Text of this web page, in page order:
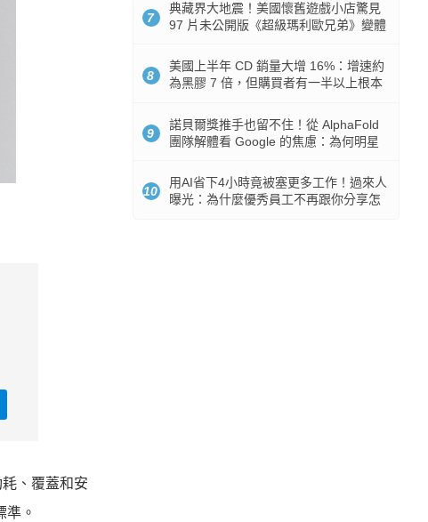
、覆蓋和安
。
7
典藏界大地震！美國懷舊遊戲小店驚見
97 片未公開版《超級瑪利歐兄弟》變體
8
美國上半年 CD 銷量大增 16%：增速約
為黑膠 7 倍，但購買者有一半以上根本
9
諾貝爾獎推手也留不住！從 AlphaFold
團隊解體看 Google 的焦慮：為何明星
10
用AI省下4小時竟被塞更多工作！過來人
曝光：為什麼優秀員工不再跟你分享怎